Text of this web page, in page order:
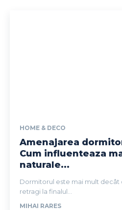
HOME & DECO
Amenajarea
Cum influenteaza
naturale...
Dormitorul este mai mult decât
retragi la finalul...
MIHAI RARES